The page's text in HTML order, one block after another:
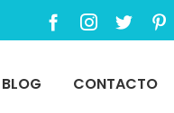
Facebook
Instagram
Twitter
BLOG CONTACTO